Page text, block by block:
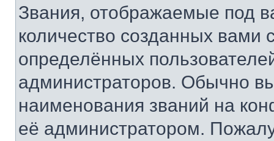
Звания, отображаемые под
количество созданных
определённых
администраторов. Обычно
наименования званий на
её администратором.